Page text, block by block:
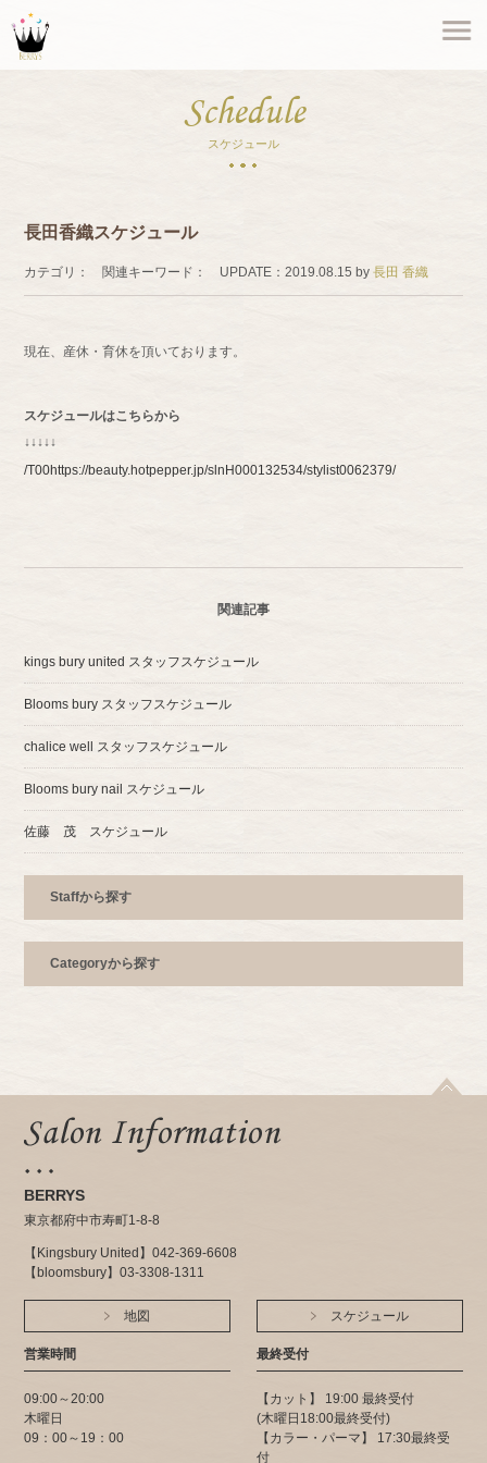
Schedule
スケジュール
長田香織スケジュール
カテゴリ： 関連キーワード： UPDATE：2019.08.15 by長田 香織
現在、産休・育休を頂いております。
スケジュールはこちらから
↓↓↓↓↓
/T00https://beauty.hotpepper.jp/slnH000132534/stylist0062379/
関連記事
kings bury united スタッフスケジュール
Blooms bury スタッフスケジュール
chalice well スタッフスケジュール
Blooms bury nail スケジュール
佐藤 茂 スケジュール
Staffから探す
Categoryから探す
BERRYS
東京都府中市寿町1-8-8
【Kingsbury United】042-369-6608
【bloomsbury】03-3308-1311
地図 スケジュール
営業時間
09:00～20:00
木曜日
09：00～19：00
最終受付
【カット】 19:00 最終受付
(木曜日18:00最終受付)
【カラー・パーマ】 17:30最終受
付